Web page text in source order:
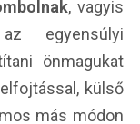
, vagyis
egyensúlyi
önmagukat
külső
más módon